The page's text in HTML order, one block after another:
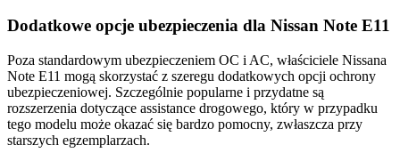
Dodatkowe opcje ubezpieczenia dla Nissan Note E11
Poza standardowym ubezpieczeniem OC i AC, właściciele Nissana
Note E11 mogą skorzystać z szeregu dodatkowych opcji ochrony
ubezpieczeniowej. Szczególnie popularne i przydatne są
rozszerzenia dotyczące assistance drogowego, który w przypadku
tego modelu może okazać się bardzo pomocny, zwłaszcza przy
starszych egzemplarzach.